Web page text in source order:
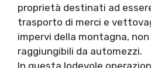
proprietà destinati ad
trasporto di merci e
impervi della montagna,
raggiungibili da automezzi.